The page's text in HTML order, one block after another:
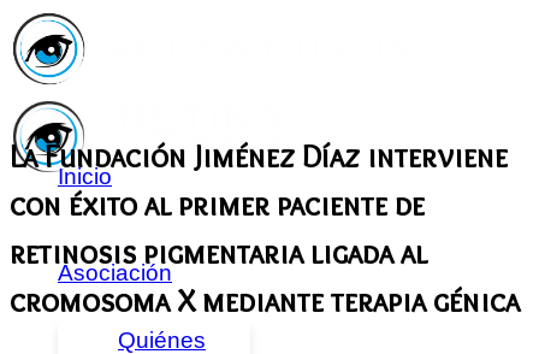
Inicio
Asociación
Quiénes
La Fundación Jiménez Díaz interviene
con éxito al primer paciente de
retinosis pigmentaria ligada al
cromosoma X mediante terapia génica